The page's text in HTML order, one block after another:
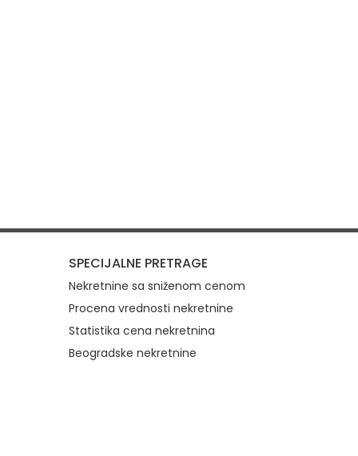
SPECIJALNE PRETRAGE
Nekretnine sa sniženom cenom
Procena vrednosti nekretnine
Statistika cena nekretnina
Beogradske nekretnine